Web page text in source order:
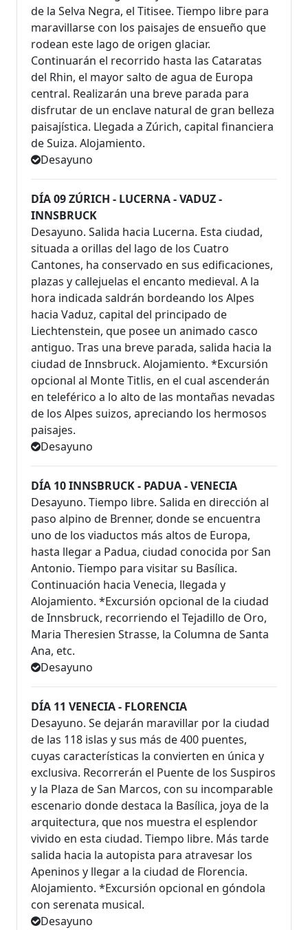
de la Selva Negra, el Titisee. Tiempo libre para
maravillarse con los paisajes de ensueño que
rodean este lago de origen glaciar.
Continuarán el recorrido hasta las Cataratas
del Rhin, el mayor salto de agua de Europa
central. Realizarán una breve parada para
disfrutar de un enclave natural de gran belleza
paisajística. Llegada a Zúrich, capital financiera
de Suiza. Alojamiento.
Desayuno
DÍA 09 ZÚRICH - LUCERNA - VADUZ -
INNSBRUCK
Desayuno. Salida hacia Lucerna. Esta ciudad,
situada a orillas del lago de los Cuatro
Cantones, ha conservado en sus edificaciones,
plazas y callejuelas el encanto medieval. A la
hora indicada saldrán bordeando los Alpes
hacia Vaduz, capital del principado de
Liechtenstein, que posee un animado casco
antiguo. Tras una breve parada, salida hacia la
ciudad de Innsbruck. Alojamiento. *Excursión
opcional al Monte Titlis, en el cual ascenderán
en teleférico a lo alto de las montañas nevadas
de los Alpes suizos, apreciando los hermosos
paisajes.
Desayuno
DÍA 10 INNSBRUCK - PADUA - VENECIA
Desayuno. Tiempo libre. Salida en dirección al
paso alpino de Brenner, donde se encuentra
uno de los viaductos más altos de Europa,
hasta llegar a Padua, ciudad conocida por San
Antonio. Tiempo para visitar su Basílica.
Continuación hacia Venecia, llegada y
Alojamiento. *Excursión opcional de la ciudad
de Innsbruck, recorriendo el Tejadillo de Oro,
Maria Theresien Strasse, la Columna de Santa
Ana, etc.
Desayuno
DÍA 11 VENECIA - FLORENCIA
Desayuno. Se dejarán maravillar por la ciudad
de las 118 islas y sus más de 400 puentes,
cuyas características la convierten en única y
exclusiva. Recorrerán el Puente de los Suspiros
y la Plaza de San Marcos, con su incomparable
escenario donde destaca la Basílica, joya de la
arquitectura, que nos muestra el esplendor
vivido en esta ciudad. Tiempo libre. Más tarde
salida hacia la autopista para atravesar los
Apeninos y llegar a la ciudad de Florencia.
Alojamiento. *Excursión opcional en góndola
con serenata musical.
Desayuno